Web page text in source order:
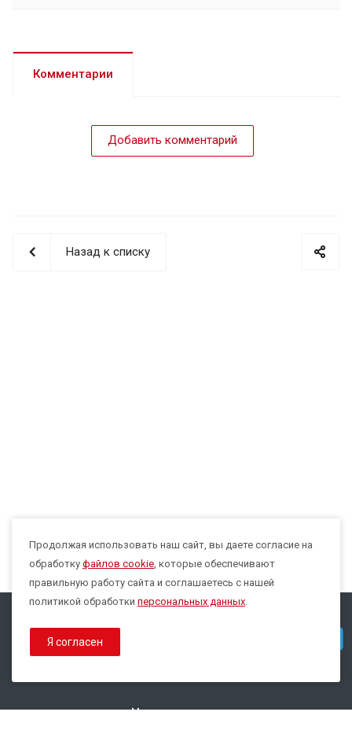
Комментарии
Добавить комментарий
Назад к списку
Max
Продолжая использовать наш сайт, вы даете согласие на
обработку файлов cookie, которые обеспечивают
правильную работу сайта и соглашаетесь с нашей
политикой обработки персональных данных.
Я согласен
© 2026 Все права защищены.
Наши контакты